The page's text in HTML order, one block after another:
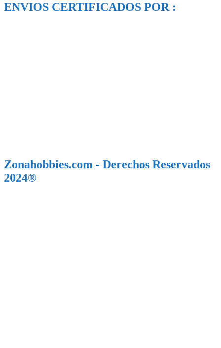
ENVIOS CERTIFICADOS POR :
Zonahobbies.com - Derechos Reservados
2024®